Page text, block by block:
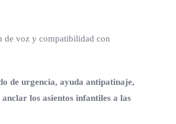
de voz y compatibilidad con
de urgencia, ayuda antipatinaje,
los asientos infantiles a las